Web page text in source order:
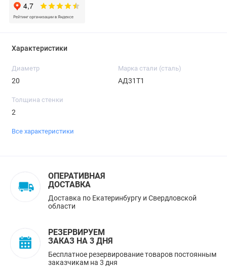
Характеристики
Диаметр
20
Марка стали (сталь)
АД31Т1
Толщина стенки
2
Все характеристики
ОПЕРАТИВНАЯ
ДОСТАВКА
Доставка по Екатеринбургу и Свердловской
области
РЕЗЕРВИРУЕМ
ЗАКАЗ НА 3 ДНЯ
Бесплатное резервирование товаров постоянным
заказчикам на 3 дня